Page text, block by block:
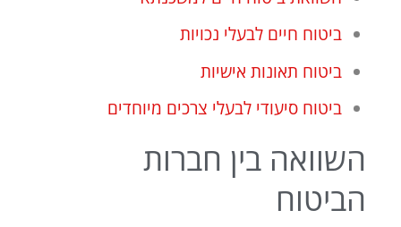
ביטוח חיים לבעלי נכויות
ביטוח תאונות אישיות
ביטוח סיעודי לבעלי צרכים מיוחדים
השוואה בין חברות
הביטוח